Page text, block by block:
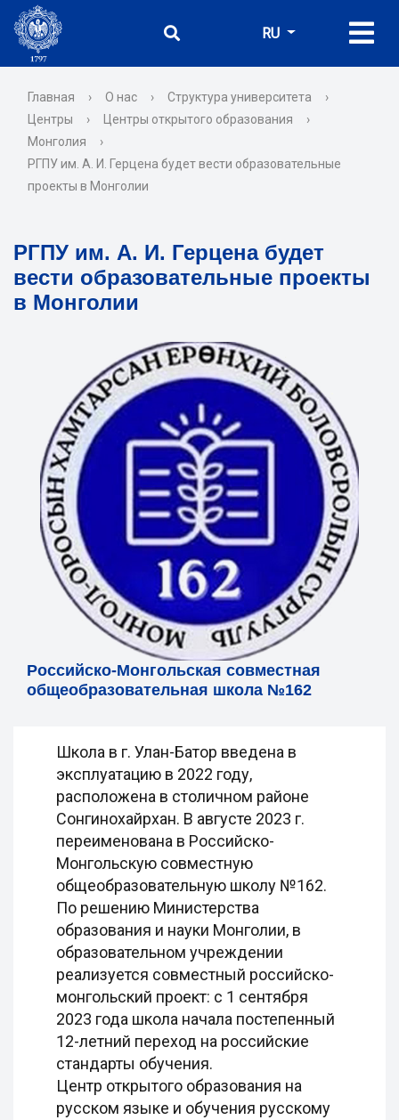
RU
Главная › О нас › Структура университета
›
Центры
› Центры открытого образования
›
Монголия
›
РГПУ им. А. И. Герцена будет вести образовательные
проекты в Монголии
РГПУ им. А. И. Герцена будет
вести образовательные проекты
в Монголии
Российско-Монгольская совместная
общеобразовательная школа №162
Школа в г. Улан-Батор введена в
эксплуатацию в 2022 году,
расположена в столичном районе
Сонгинохайрхан. В августе 2023 г.
переименована в Российско-
Монгольскую совместную
общеобразовательную школу №162.
По решению Министерства
образования и науки Монголии, в
образовательном учреждении
реализуется совместный российско-
монгольский проект: с 1 сентября
2023 года школа начала постепенный
12-летний переход на российские
стандарты обучения.
Центр открытого образования на
русском языке и обучения русскому